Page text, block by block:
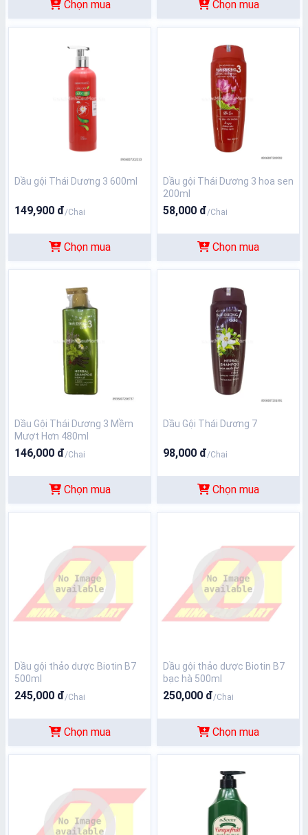
Chọn mua Chọn mua
Dầu gội Thái Dương 3 600ml
149,900 đ/Chai
Chọn mua
Dầu gội Thái Dương 3 hoa sen
200ml
58,000 đ/Chai
Chọn mua
Dầu Gội Thái Dương 3 Mềm
Mượt Hơn 480ml
146,000 đ/Chai
Chọn mua
Dầu Gội Thái Dương 7
98,000 đ/Chai
Chọn mua
Dầu gội thảo dược Biotin B7
500ml
245,000 đ/Chai
Chọn mua
Dầu gội thảo dược Biotin B7
bạc hà 500ml
250,000 đ/Chai
Chọn mua